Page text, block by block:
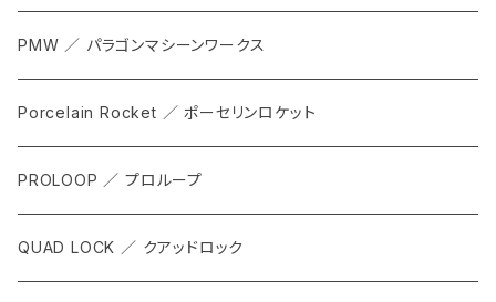
CARRIER & RACKS
COCKPIT
TOOL
PMW ／ パラゴンマシーンワークス
Porcelain Rocket ／ ポーセリンロケット
PROLOOP ／ プロループ
QUAD LOCK ／ クアッドロック